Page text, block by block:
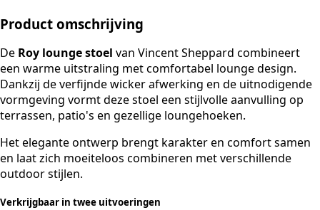
Product omschrijving
De Roy lounge stoel van Vincent Sheppard combineert
een warme uitstraling met comfortabel lounge design.
Dankzij de verfijnde wicker afwerking en de uitnodigende
vormgeving vormt deze stoel een stijlvolle aanvulling op
terrassen, patio's en gezellige loungehoeken.
Het elegante ontwerp brengt karakter en comfort samen
en laat zich moeiteloos combineren met verschillende
outdoor stijlen.
Verkrijgbaar in twee uitvoeringen